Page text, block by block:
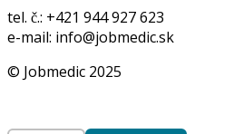
tel. č.: +421 944 927 623
e-mail: info@jobmedic.sk
© Jobmedic 2025